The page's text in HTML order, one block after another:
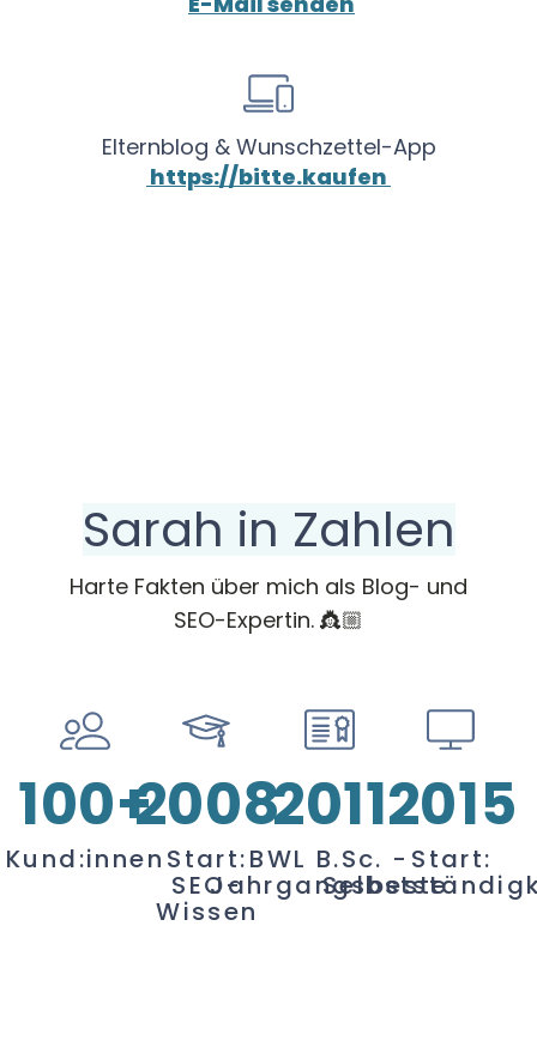
Elternblog & Wunschzettel-App
https://bitte.kaufen
Sarah in Zahlen
Harte Fakten über mich als Blog- und
SEO-Expertin. 👸🏼
100+
Kund:innen
2008
Start:
SEO-
Wissen
2011
BWL B.Sc. -
Jahrgangsbeste
2015
Start: